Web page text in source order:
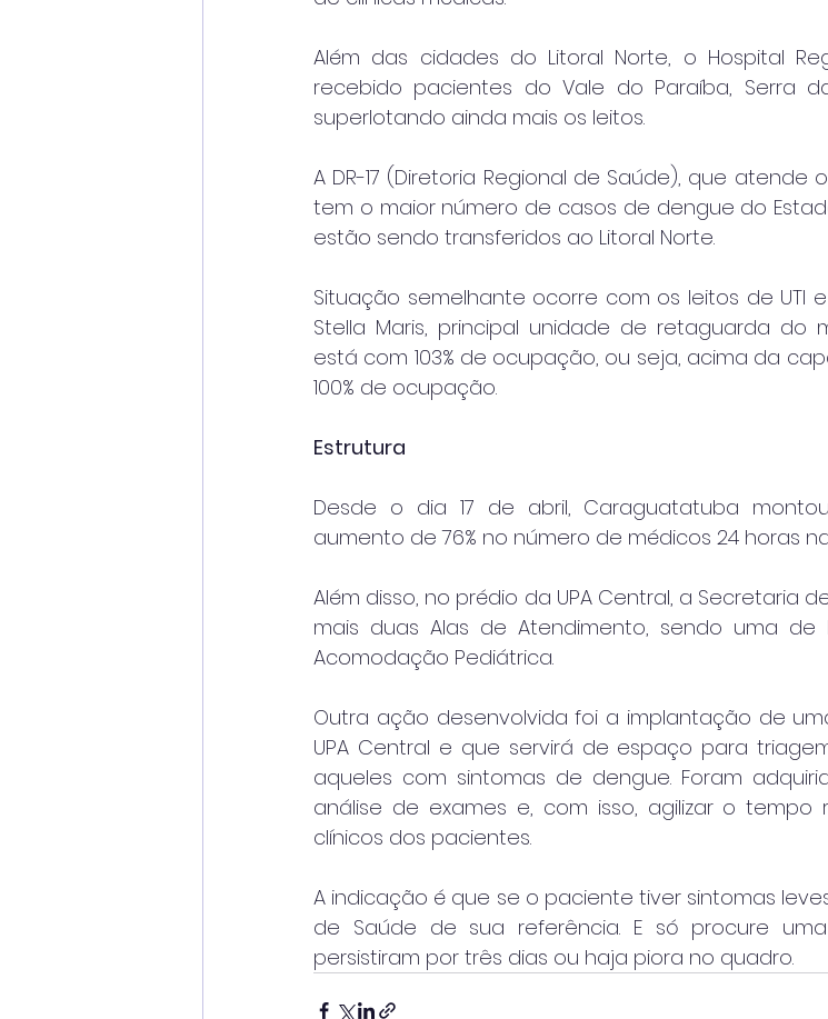
Além das cidades do Litoral Norte, o Hospital
recebido pacientes do Vale do Paraíba, Serra
superlotando ainda mais os leitos.
A DR-17 (Diretoria Regional de Saúde), que
tem o maior número de casos de dengue do
estão sendo transferidos ao Litoral Norte.
Situação semelhante ocorre com os leitos de UTI
Stella Maris, principal unidade de retaguarda do
está com 103% de ocupação, ou seja, acima da
100% de ocupação.
Estrutura
Desde o dia 17 de abril, Caraguatatuba
aumento de 76% no número de médicos 24 horas
Além disso, no prédio da UPA Central, a Secretaria
mais duas Alas de Atendimento, sendo uma
Acomodação Pediátrica.
Outra ação desenvolvida foi a implantação de
UPA Central e que servirá de espaço para
aqueles com sintomas de dengue. Foram
análise de exames e, com isso, agilizar o tempo
clínicos dos pacientes.
A indicação é que se o paciente tiver sintomas
de Saúde de sua referência. E só procure
persistiram por três dias ou haja piora no quadro.